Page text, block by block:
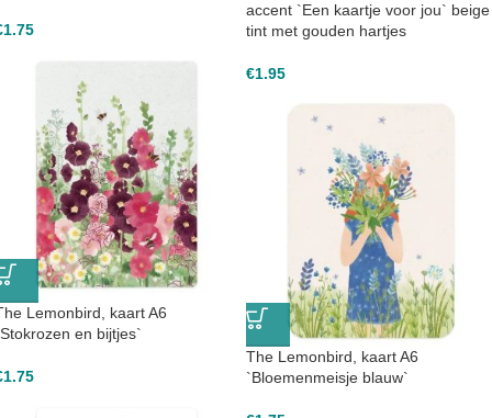
accent `Een kaartje voor jou` beige
tint met gouden hartjes
€1.95
1.75
Lemonbird, kaart A6
en bijtjes`
1.75
The Lemonbird, kaart A6
`Bloemenmeisje blauw`